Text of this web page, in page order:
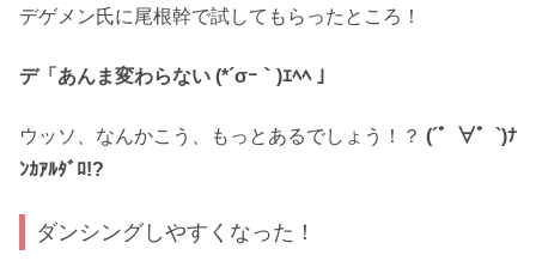
デゲメン氏に尾根幹で試してもらったところ！
デ「あんま変わらない (*´σｰ｀)ｴﾍﾍ 」
ウッソ、なんかこう、もっとあるでしょう！？ (´゜∀゜`)ﾅ
ﾝｶｱﾙﾀﾞﾛ!?
ダンシングしやすくなった！